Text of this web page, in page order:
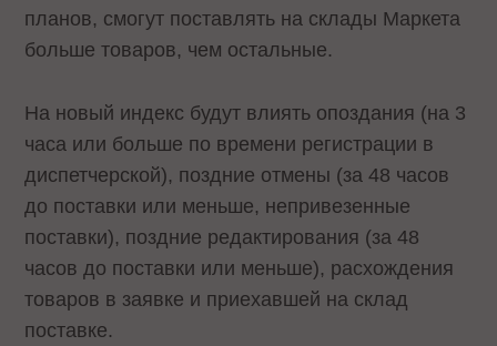
планов, смогут поставлять на склады Маркета
больше товаров, чем остальные.
На новый индекс будут влиять опоздания (на 3
часа или больше по времени регистрации в
диспетчерской), поздние отмены (за 48 часов
до поставки или меньше, непривезенные
поставки), поздние редактирования (за 48
часов до поставки или меньше), расхождения
товаров в заявке и приехавшей на склад
поставке.